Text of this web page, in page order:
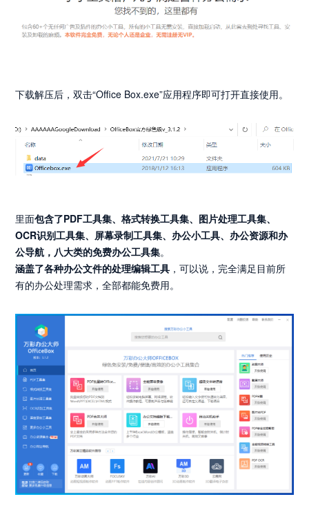
下载解压后，双击“Office Box.exe”应用程序即可打开直接使用。
里面包含了PDF工具集、格式转换工具集、图片处理工具集、
OCR识别工具集、屏幕录制工具集、办公小工具、办公资源和办
公导航，八大类的免费办公工具集。
涵盖了各种办公文件的处理编辑工具 ，可以说，完全满足目前所
有的办公处理需求，全部都能免费用。